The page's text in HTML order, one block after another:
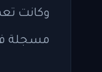
وكانت
مسجلة